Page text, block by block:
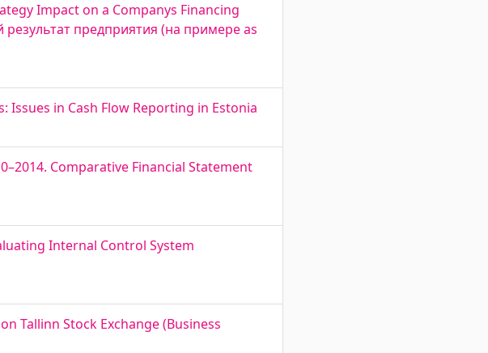
Impact on a Companys Financing
предприятия (на примере as
Issues in Cash Flow Reporting in Estonia
Comparative Financial Statement
Internal Control System
Tallinn Stock Exchange (Business